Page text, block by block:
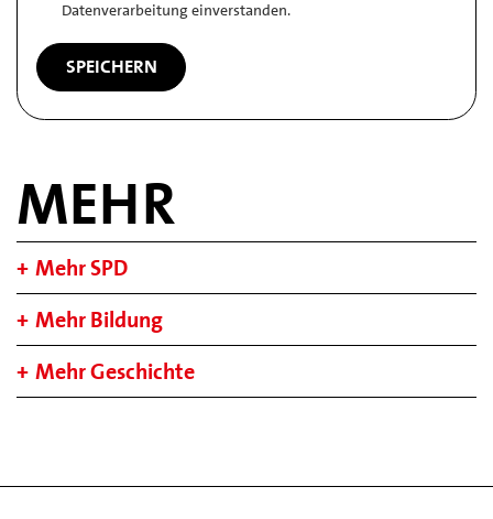
Datenverarbeitung einverstanden.
MEHR
Mehr SPD
Mehr Bildung
Mehr Geschichte